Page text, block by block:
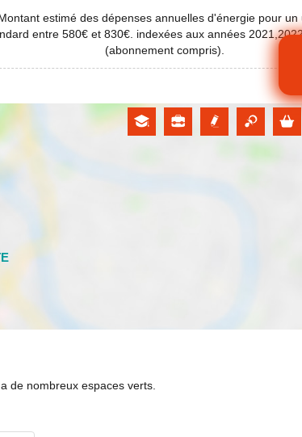
estimé des dépenses annuelles d'énergie pour un
entre 580€ et 830€. indexées aux années
(abonnement compris).
de nombreux espaces verts.